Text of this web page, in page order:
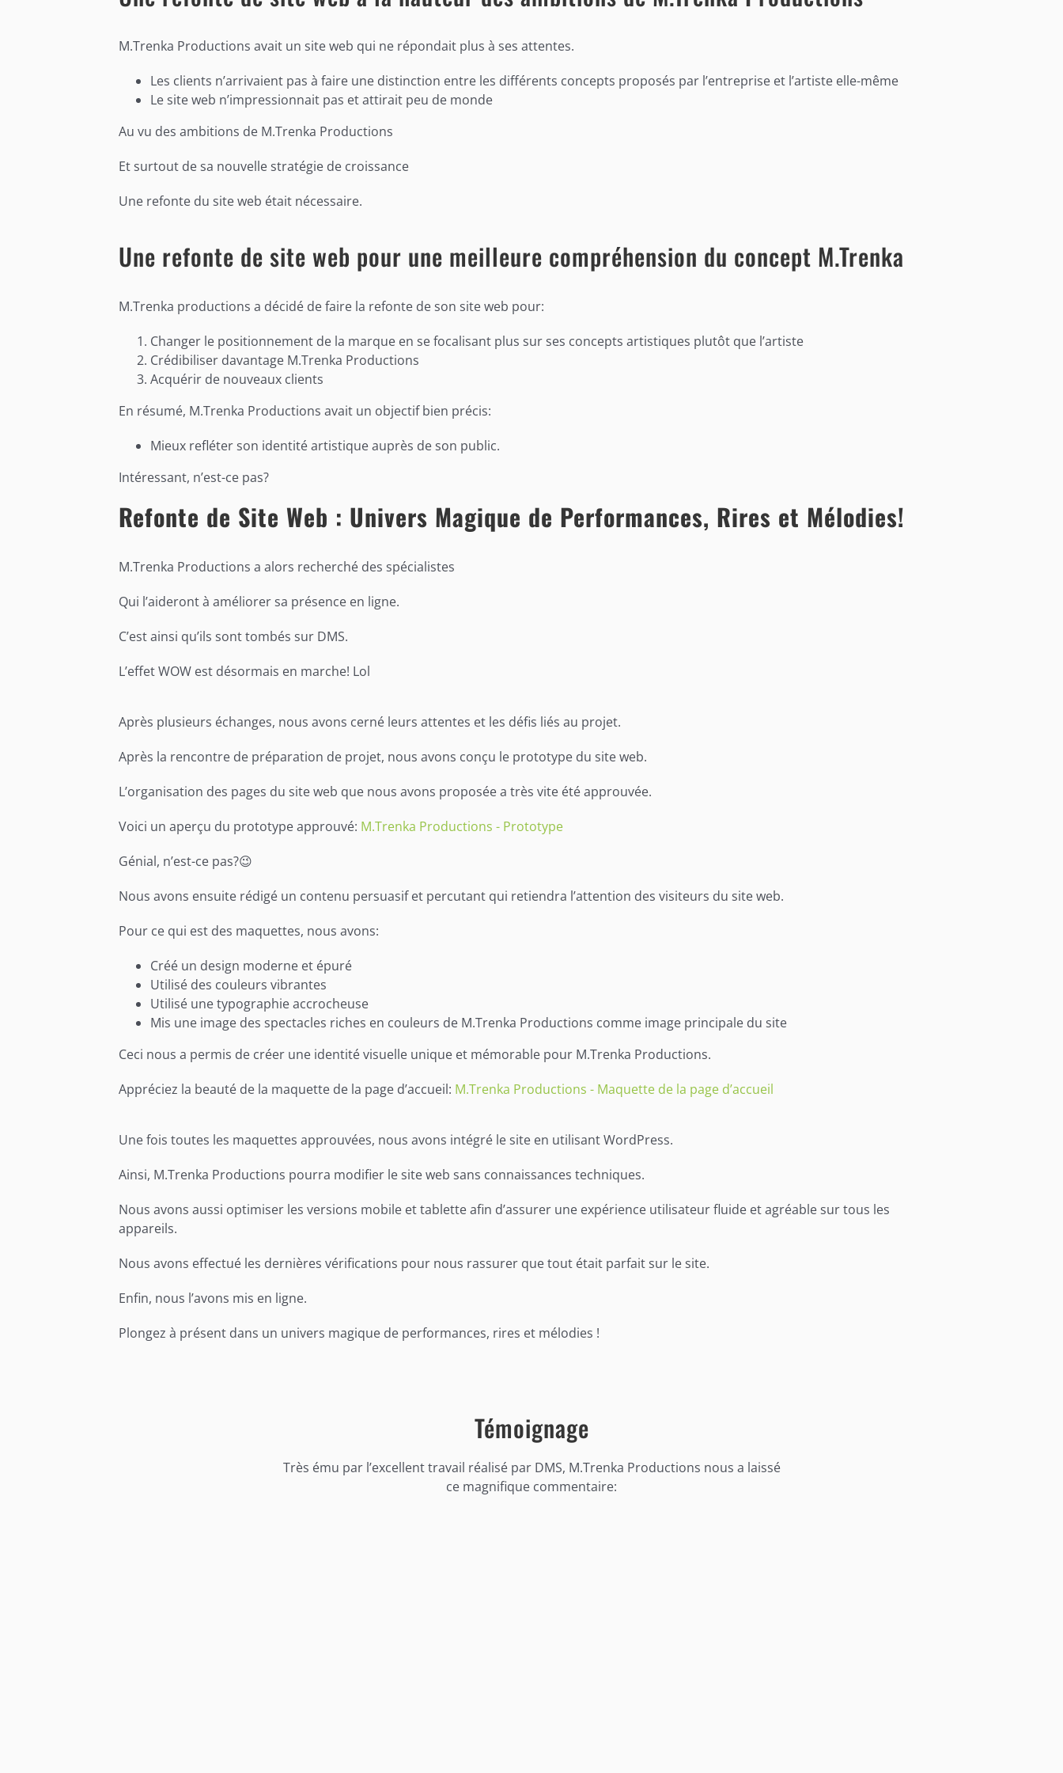
M.Trenka Productions avait un site web qui ne répondait plus à ses attentes.
Les clients n’arrivaient pas à faire une distinction entre les différents concepts proposés par l’entreprise et l’artiste elle-même
Le site web n’impressionnait pas et attirait peu de monde
Au vu des ambitions de M.Trenka Productions
Et surtout de sa nouvelle stratégie de croissance
Une refonte du site web était nécessaire.
Une refonte de site web pour une meilleure compréhension du concept M.Trenka
M.Trenka productions a décidé de faire la refonte de son site web pour:
Changer le positionnement de la marque en se focalisant plus sur ses concepts artistiques plutôt que l’artiste
Crédibiliser davantage M.Trenka Productions
Acquérir de nouveaux clients
En résumé, M.Trenka Productions avait un objectif bien précis:
Mieux refléter son identité artistique auprès de son public.
Intéressant, n’est-ce pas?
Refonte de Site Web : Univers Magique de Performances, Rires et Mélodies!
M.Trenka Productions a alors recherché des spécialistes
Qui l’aideront à améliorer sa présence en ligne.
C’est ainsi qu’ils sont tombés sur DMS.
L’effet WOW est désormais en marche! Lol
Après plusieurs échanges, nous avons cerné leurs attentes et les défis liés au projet.
Après la rencontre de préparation de projet, nous avons conçu le prototype du site web.
L’organisation des pages du site web que nous avons proposée a très vite été approuvée.
Voici un aperçu du prototype approuvé: M.Trenka Productions - Prototype
Génial, n’est-ce pas?😉
Nous avons ensuite rédigé un contenu persuasif et percutant qui retiendra l’attention des visiteurs du site web.
Pour ce qui est des maquettes, nous avons:
Créé un design moderne et épuré
Utilisé des couleurs vibrantes
Utilisé une typographie accrocheuse
Mis une image des spectacles riches en couleurs de M.Trenka Productions comme image principale du site
Ceci nous a permis de créer une identité visuelle unique et mémorable pour M.Trenka Productions.
Appréciez la beauté de la maquette de la page d’accueil: M.Trenka Productions - Maquette de la page d’accueil
Une fois toutes les maquettes approuvées, nous avons intégré le site en utilisant WordPress.
Ainsi, M.Trenka Productions pourra modifier le site web sans connaissances techniques.
Nous avons aussi optimiser les versions mobile et tablette afin d’assurer une expérience utilisateur fluide et agréable sur tous les
appareils.
Nous avons effectué les dernières vérifications pour nous rassurer que tout était parfait sur le site.
Enfin, nous l’avons mis en ligne.
Plongez à présent dans un univers magique de performances, rires et mélodies !
Témoignage
Très ému par l’excellent travail réalisé par DMS, M.Trenka Productions nous a laissé
ce magnifique commentaire: